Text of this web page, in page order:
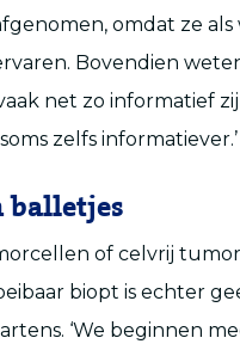
omdat ze als
Bovendien
net zo informatief
zelfs informatiever.’
balletjes
of celvrij
biopt is echter
‘We beginnen